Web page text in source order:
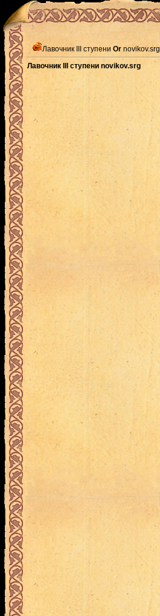
Лавочник III ступени Or novikov.srg
Лавочник III ступени novikov.srg